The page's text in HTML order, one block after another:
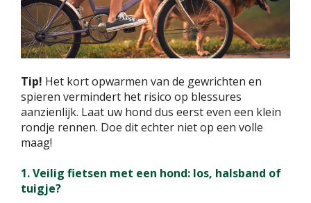
Tip! Het kort opwarmen van de gewrichten en
spieren vermindert het risico op blessures
aanzienlijk. Laat uw hond dus eerst even een klein
rondje rennen. Doe dit echter niet op een volle
maag!
1. Veilig fietsen met een hond: los, halsband of
tuigje?